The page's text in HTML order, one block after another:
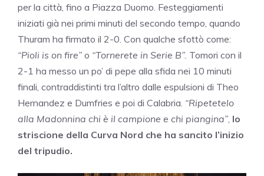
per la città, fino a Piazza Duomo. Festeggiamenti
iniziati già nei primi minuti del secondo tempo, quando
Thuram ha firmato il 2-0. Con qualche sfottò come:
“Pioli is on fire” o “Tornerete in Serie B”. Tomori con il
2-1 ha messo un po’ di pepe alla sfida nei 10 minuti
finali, contraddistinti tra l’altro dalle espulsioni di Theo
Hernandez e Dumfries e poi di Calabria. “Ripetetelo
alla Madonnina chi è il campione e chi piangina” lo
striscione della Curva Nord che ha sancito l’inizio
del tripudio.